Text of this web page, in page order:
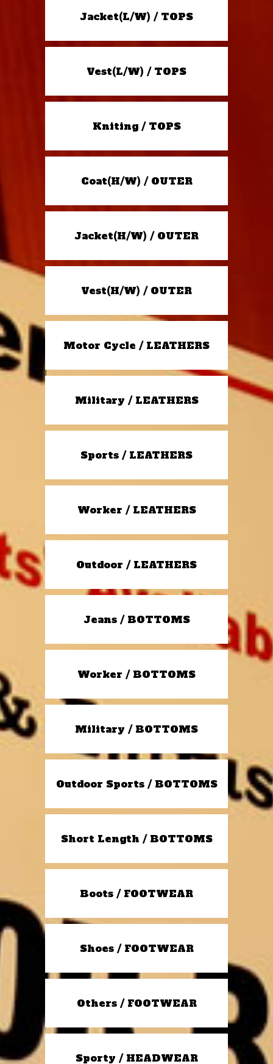
Jacket(L/W) / TOPS
Vest(L/W) / TOPS
Kniting / TOPS
Coat(H/W) / OUTER
Jacket(H/W) / OUTER
Vest(H/W) / OUTER
Motor Cycle / LEATHERS
Military / LEATHERS
Sports / LEATHERS
Worker / LEATHERS
Outdoor / LEATHERS
Jeans / BOTTOMS
Worker / BOTTOMS
Military / BOTTOMS
Outdoor Sports / BOTTOMS
Short Length / BOTTOMS
Boots / FOOTWEAR
Shoes / FOOTWEAR
Others / FOOTWEAR
Sporty / HEADWEAR